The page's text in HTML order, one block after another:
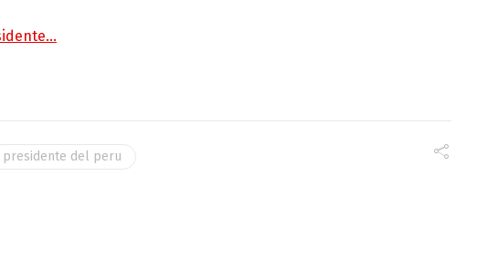
presidente del peru